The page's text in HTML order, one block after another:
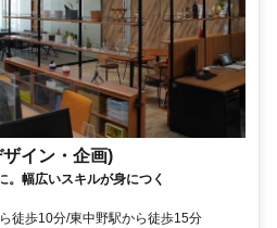
イン・企画)
。幅広いスキルが身につく
徒歩10分/東中野駅から徒歩15分